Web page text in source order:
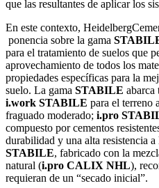
que las resultantes de aplicar los
En este contexto,
ponencia sobre la gama
para el tratamiento de suelos que
aprovechamiento de todos los
propiedades específicas para la
suelo. La gama STABILE abarca
i.work STABILE para el terreno
fraguado moderado; i.pro
compuesto por cementos
durabilidad y una alta resistencia
STABILE, fabricado con la
natural (i.pro CALIX NHL),
requieran de un “secado inicial”.